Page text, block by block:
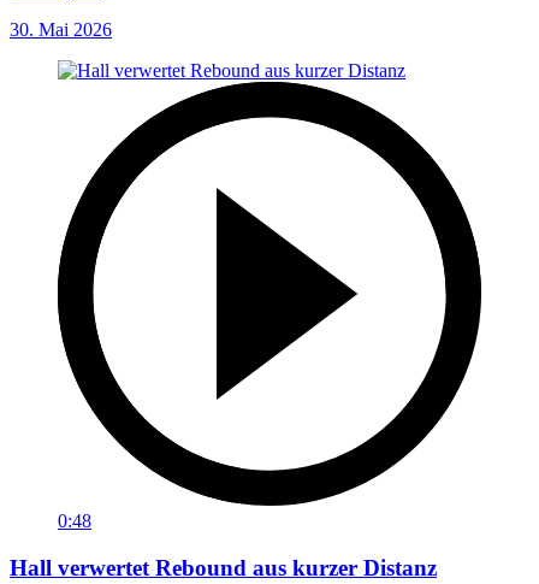
30. Mai 2026
0:48
Hall verwertet Rebound aus kurzer Distanz